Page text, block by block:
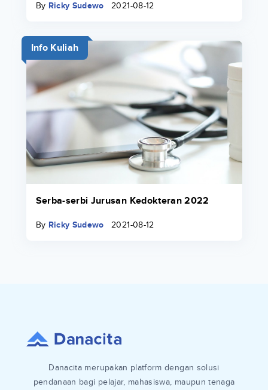
By Ricky Sudewo 2021-08-12
Info Kuliah
Serba-serbi Jurusan Kedokteran 2022
By Ricky Sudewo 2021-08-12
Danacita merupakan platform dengan solusi
pendanaan bagi pelajar, mahasiswa, maupun tenaga